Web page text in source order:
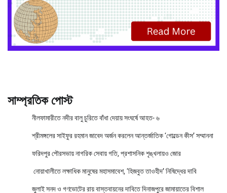
সাম্প্রতিক পোস্ট
নীলফামারীতে নদীর বালু চুরিতে বাঁধা দেয়ায় সংঘর্ষে আহত- ৬
শ্রীমঙ্গলের সাইফুর রহমান জাবেদ অর্জন করলেন আন্তর্জাতিক ‘গোল্ডেন কীস’ সম্মাননা
ফরিদপুর পৌরসভায় নাগরিক সেবায় গতি, প্রশাসনিক শৃঙ্খলায়ও জোর
নোয়াখালীতে লক্ষাধিক মানুষের মহাসমাবেশ, ‘হিজবুত তাওহীদ’ নিষিদ্ধের দাবি
জুলাই সনদ ও গণভোটের রায় বাস্তবায়নের দাবিতে দিনাজপুরে জামায়াতের বিশাল